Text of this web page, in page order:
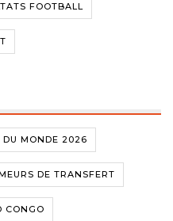
FOOTBALL
DU MONDE 2026
DE TRANSFERT
CONGO